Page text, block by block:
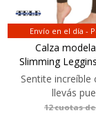
Envío en el día -
Calza
Slimming
Sentite increíble
llevás
12 cuotas